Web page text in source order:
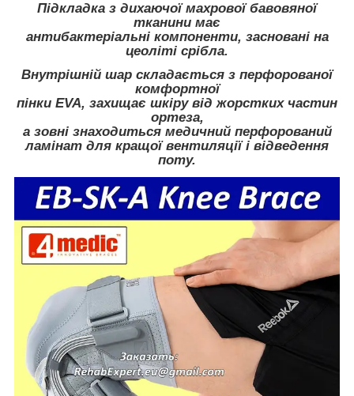
Підкладка з дихаючої махрової бавовяної
тканини має
антибактеріальні компоненти, засновані на
цеоліті срібла.
Внутрішній шар складається з перфорованої
комфортної
пінки EVA, захищає шкіру від жорстких частин
ортеза,
а зовні знаходиться медичний перфорований
ламінат для кращої вентиляції і відведення
поту.